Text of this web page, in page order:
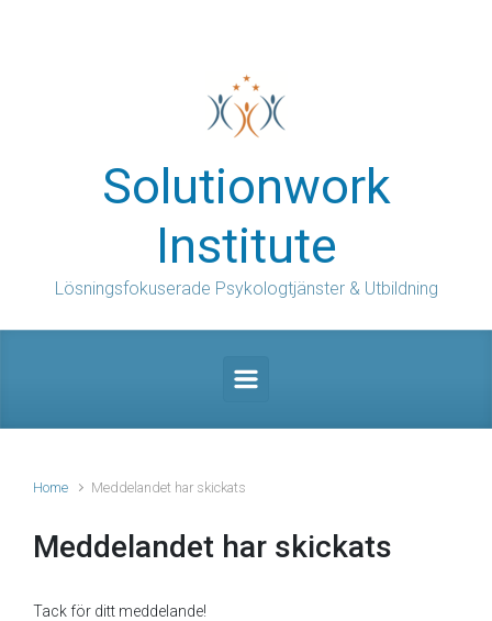
Solutionwork
Institute
Lösningsfokuserade Psykologtjänster & Utbildning
Home Meddelandet har skickats
Meddelandet har skickats
Tack för ditt meddelande!